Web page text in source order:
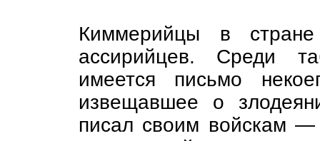
Киммерийцы в
ассирийцев. Среди
имеется письмо
извещавшее о
писал своим войскам